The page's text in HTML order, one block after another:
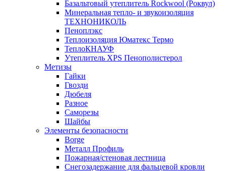
Базальтовый утеплитель Rockwool (Роквул)
Минеральная тепло- и звукоизоляция
ТЕХНОНИКОЛЬ
Пеноплэкс
Теплоизоляция Юматекс Термо
ТеплоКНАУФ
Утеплитель XPS Пенополистерол
Метизы
Гайки
Гвозди
Дюбеля
Разное
Саморезы
Шайбы
Элементы безопасности
Borge
Металл Профиль
Пожарная/стеновая лестница
Снегозадержание для фальцевой кровли